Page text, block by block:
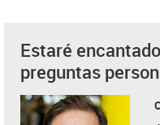
Estaré
preguntas